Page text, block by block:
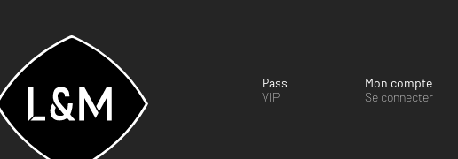
Pass
VIP
Mon compte
Se connecter